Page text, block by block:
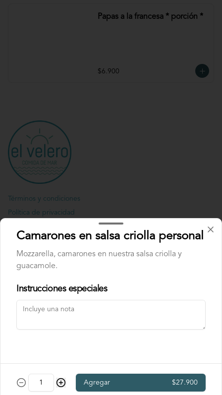
Papas a la francesa * porción *
$6.900
Términos y condiciones
Política de privacidad
Redes sociales
Instagram
Facebook
Iniciar sesión
Camarones en salsa criolla personal
Mozzarella, camarones en nuestra salsa criolla y
guacamole.
Instrucciones especiales
Agregar $27.900